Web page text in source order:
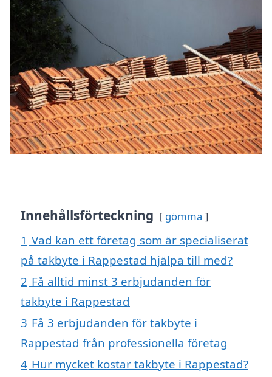
Innehållsförteckning gömma
1 Vad kan ett företag som är specialiserat
på takbyte i Rappestad hjälpa till med?
2 Få alltid minst 3 erbjudanden för
takbyte i Rappestad
3 Få 3 erbjudanden för takbyte i
Rappestad från professionella företag
4 Hur mycket kostar takbyte i Rappestad?